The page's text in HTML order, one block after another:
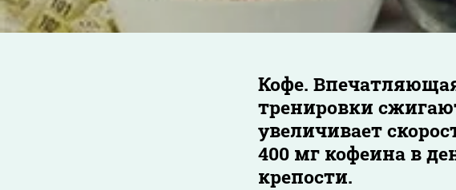
Кофе.
тренировки
увеличивает
400 мг кофеина в
крепости.